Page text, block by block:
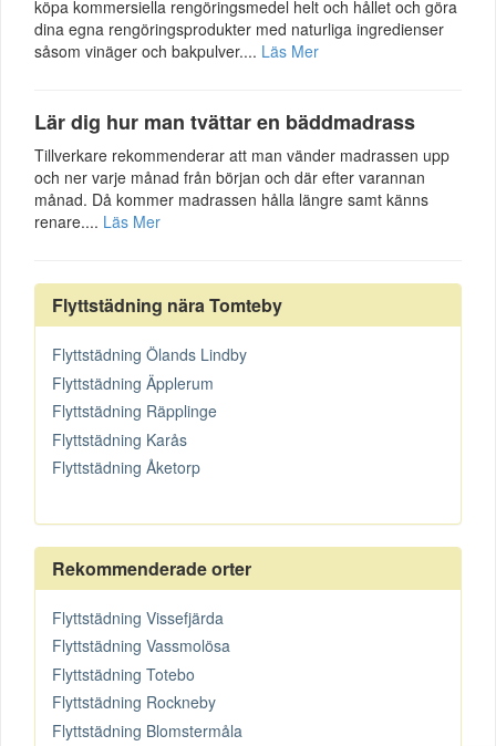
köpa kommersiella rengöringsmedel helt och hållet och göra
dina egna rengöringsprodukter med naturliga ingredienser
såsom vinäger och bakpulver.... Läs Mer
Lär dig hur man tvättar en bäddmadrass
Tillverkare rekommenderar att man vänder madrassen upp
och ner varje månad från början och där efter varannan
månad. Då kommer madrassen hålla längre samt känns
renare.... Läs Mer
Flyttstädning nära Tomteby
Flyttstädning Ölands Lindby
Flyttstädning Äpplerum
Flyttstädning Räpplinge
Flyttstädning Karås
Flyttstädning Åketorp
Rekommenderade orter
Flyttstädning Vissefjärda
Flyttstädning Vassmolösa
Flyttstädning Totebo
Flyttstädning Rockneby
Flyttstädning Blomstermåla